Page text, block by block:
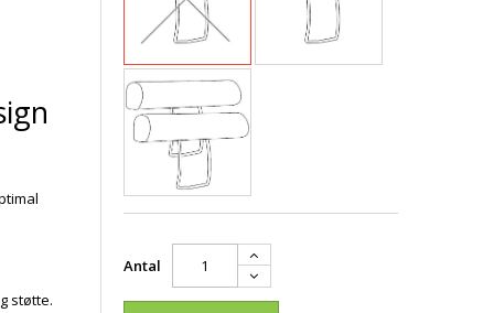
støtte.
Antal